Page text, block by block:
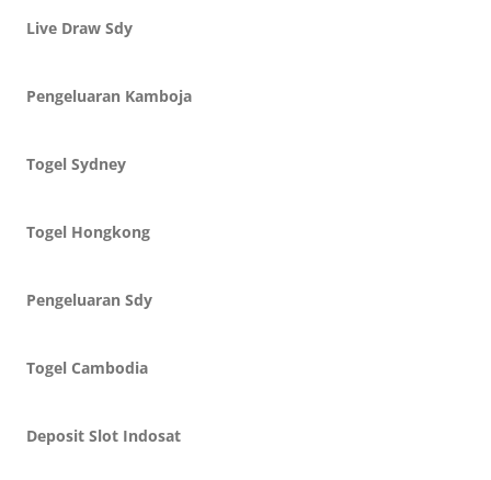
Live Draw Sdy
Pengeluaran Kamboja
Togel Sydney
Togel Hongkong
Pengeluaran Sdy
Togel Cambodia
Deposit Slot Indosat